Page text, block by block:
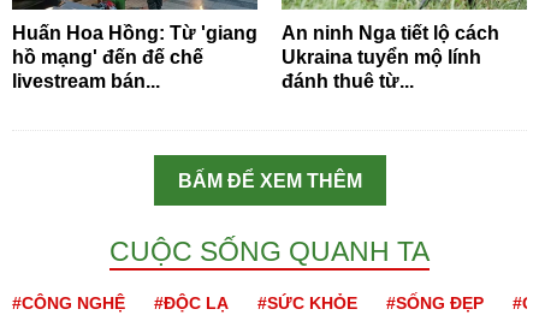
Huấn Hoa Hồng: Từ 'giang
hồ mạng' đến đế chế
livestream bán...
An ninh Nga tiết lộ cách
Ukraina tuyển mộ lính
đánh thuê từ...
BẤM ĐỂ XEM THÊM
CUỘC SỐNG QUANH TA
#CÔNG NGHỆ #ĐỘC LẠ #SỨC KHỎE #SỐNG ĐẸP